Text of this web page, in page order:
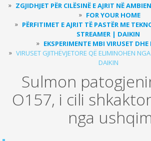
ZGJIDHJET PËR CILËSINË E AJRIT NË
FOR YOUR HOME
PËRFITIMET E AJRIT TË PASTËR ME
STREAMER | DAIKIN
EKSPERIMENTE MBI VIRUSET DHE
VIRUSET GJITHËVJETORE QË ELIMINOHEN
DAIKIN
Sulmon
O157, i cili
nga